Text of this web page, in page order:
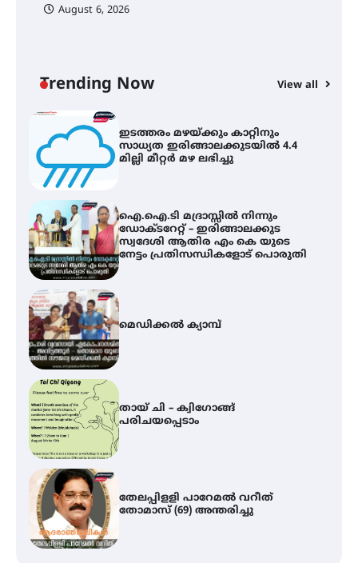
August 6, 2026
Trending Now View all
ഐ.ഐ.ടി മദ്രാസ്സിൽ നിന്നും
ഡോക്ടറേറ്റ് – ഇരിങ്ങാലക്കുട
സ്വദേശി ആതിര എം കെ യുടെ
നേട്ടം പ്രതിസന്ധികളോട് പൊരുതി
മെഡിക്കൽ ക്യാമ്പ്
തായ് ചി – ക്വിഗോങ്ങ്
പരിചയപ്പെടാം
തേലപ്പിളളി പാറേമൽ വറീത്
തോമാസ് (69) അന്തരിച്ചു
സർഗ്ഗസാഹിതി- കവിതാസംഗമം
2026 കവിതാ ചർച്ച കാട്ടൂർ, ടി. കെ.
ബാലൻ ഹാളിൽ 16ന്